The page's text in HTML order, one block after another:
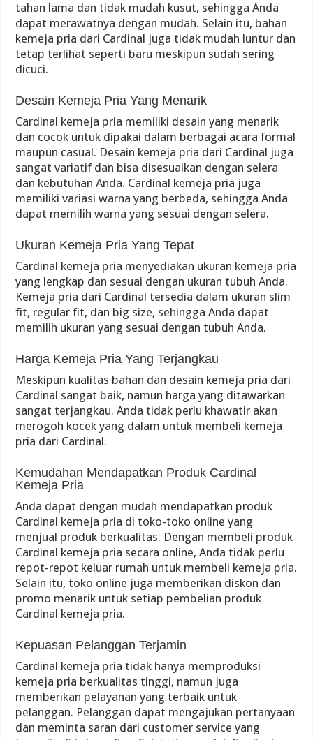
tahan lama dan tidak mudah kusut, sehingga Anda
dapat merawatnya dengan mudah. Selain itu, bahan
kemeja pria dari Cardinal juga tidak mudah luntur dan
tetap terlihat seperti baru meskipun sudah sering
dicuci.
Desain Kemeja Pria Yang Menarik
Cardinal kemeja pria memiliki desain yang menarik
dan cocok untuk dipakai dalam berbagai acara formal
maupun casual. Desain kemeja pria dari Cardinal juga
sangat variatif dan bisa disesuaikan dengan selera
dan kebutuhan Anda. Cardinal kemeja pria juga
memiliki variasi warna yang berbeda, sehingga Anda
dapat memilih warna yang sesuai dengan selera.
Ukuran Kemeja Pria Yang Tepat
Cardinal kemeja pria menyediakan ukuran kemeja pria
yang lengkap dan sesuai dengan ukuran tubuh Anda.
Kemeja pria dari Cardinal tersedia dalam ukuran slim
fit, regular fit, dan big size, sehingga Anda dapat
memilih ukuran yang sesuai dengan tubuh Anda.
Harga Kemeja Pria Yang Terjangkau
Meskipun kualitas bahan dan desain kemeja pria dari
Cardinal sangat baik, namun harga yang ditawarkan
sangat terjangkau. Anda tidak perlu khawatir akan
merogoh kocek yang dalam untuk membeli kemeja
pria dari Cardinal.
Kemudahan Mendapatkan Produk Cardinal
Kemeja Pria
Anda dapat dengan mudah mendapatkan produk
Cardinal kemeja pria di toko-toko online yang
menjual produk berkualitas. Dengan membeli produk
Cardinal kemeja pria secara online, Anda tidak perlu
repot-repot keluar rumah untuk membeli kemeja pria.
Selain itu, toko online juga memberikan diskon dan
promo menarik untuk setiap pembelian produk
Cardinal kemeja pria.
Kepuasan Pelanggan Terjamin
Cardinal kemeja pria tidak hanya memproduksi
kemeja pria berkualitas tinggi, namun juga
memberikan pelayanan yang terbaik untuk
pelanggan. Pelanggan dapat mengajukan pertanyaan
dan meminta saran dari customer service yang